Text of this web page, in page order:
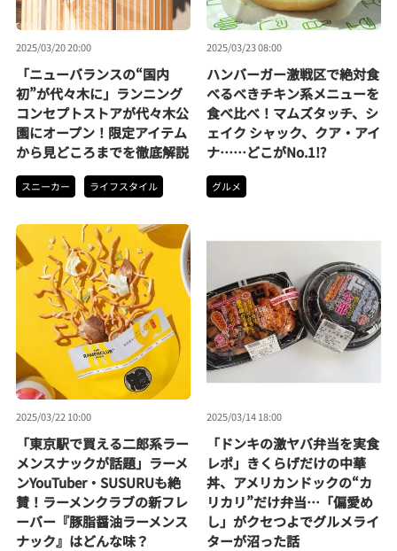
2025/03/20 20:00
「ニューバランスの“国内
初”が代々木に」ランニング
コンセプトストアが代々木公
園にオープン！限定アイテム
から見どころまでを徹底解説
スニーカー ライフスタイル
2025/03/23 08:00
ハンバーガー激戦区で絶対食
べるべきチキン系メニューを
食べ比べ！マムズタッチ、シ
ェイク シャック、クア・アイ
ナ……どこがNo.1!?
グルメ
2025/03/22 10:00
「東京駅で買える二郎系ラー
メンスナックが話題」ラーメ
ンYouTuber・SUSURUも絶
賛！ラーメンクラブの新フレ
ーバー『豚脂醤油ラーメンス
ナック』はどんな味？
2025/03/14 18:00
「ドンキの激ヤバ弁当を実食
レポ」きくらげだけの中華
丼、アメリカンドックの“カ
リカリ”だけ弁当…「偏愛め
し」がクセつよでグルメライ
ターが沼った話